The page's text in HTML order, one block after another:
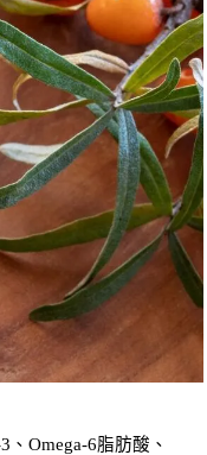
Omega-6脂肪酸、